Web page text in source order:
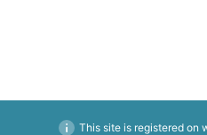
This site is registered on